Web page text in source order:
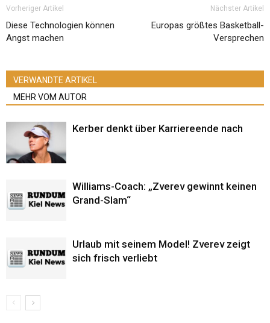
Vorheriger Artikel
Diese Technologien können
Angst machen
Nächster Artikel
Europas größtes Basketball-
Versprechen
VERWANDTE ARTIKEL
MEHR VOM AUTOR
Kerber denkt über Karriereende nach
Williams-Coach: „Zverev gewinnt keinen
Grand-Slam“
Urlaub mit seinem Model! Zverev zeigt
sich frisch verliebt